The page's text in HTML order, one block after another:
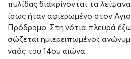
πυλίδας διακρίνονται τα
ίσως ήταν αφιερωμένο στον
Πρόδρομο. Στη νότια πλευρά
σώζεται ημιερειπωμένος
ναός του 14ου αιώνα.